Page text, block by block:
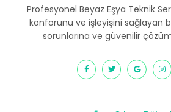
Profesyonel Beyaz Eşya Teknik
konforunu ve işleyişini sağlayan
sorunlarına ve güvenilir